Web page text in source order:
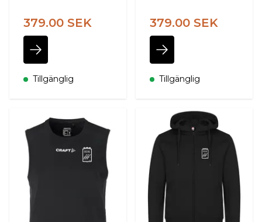
379.00 SEK
Tillgänglig
379.00 SEK
Tillgänglig